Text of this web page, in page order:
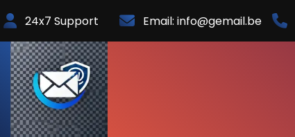
to
Content
24x7 Support Email: info@gemail.be